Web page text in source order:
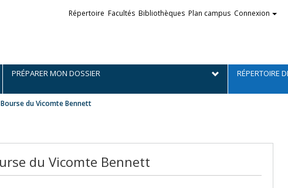
Liens
externes
Répertoire Facultés Bibliothèques Plan campus Connexion
PRÉPARER MON DOSSIER RÉPERTOIRE
du Vicomte Bennett
du Vicomte Bennett